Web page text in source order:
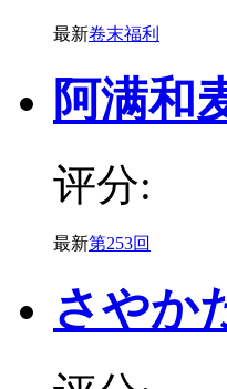
最新卷末福利
阿满和
评分:
最新第253回
さやか